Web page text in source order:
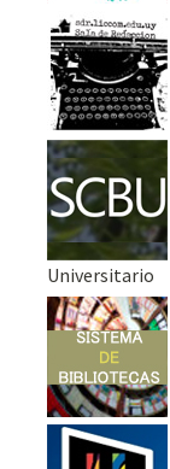
Universitario